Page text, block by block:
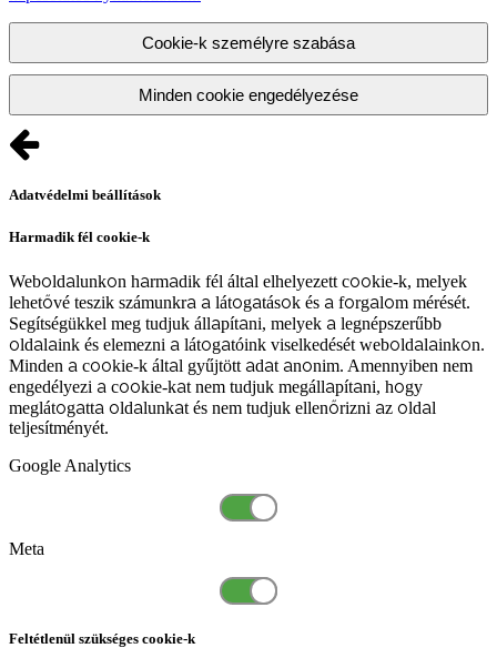
Cookie-k személyre szabása
Minden cookie engedélyezése
Adatvédelmi beállítások
Harmadik fél cookie-k
Weboldalunkon harmadik fél által elhelyezett cookie-k, melyek
lehetővé teszik számunkra a látogatások és a forgalom mérését.
Segítségükkel meg tudjuk állapítani, melyek a legnépszerűbb
oldalaink és elemezni a látogatóink viselkedését weboldalainkon.
Minden a cookie-k által gyűjtött adat anonim. Amennyiben nem
engedélyezi a cookie-kat nem tudjuk megállapítani, hogy
meglátogatta oldalunkat és nem tudjuk ellenőrizni az oldal
teljesítményét.
Google Analytics
Meta
Feltétlenül szükséges cookie-k